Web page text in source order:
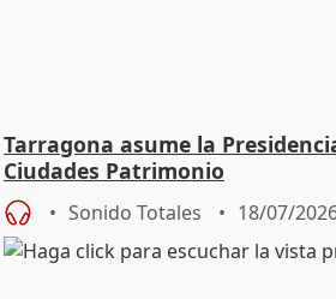
Tarragona asume la
Ciudades Patrimonio
Sonido Totales 18/07/